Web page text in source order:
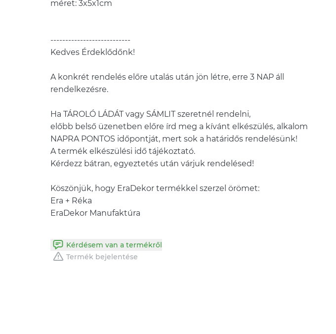
méret: 3x5x1cm
---------------------------
Kedves Érdeklődőnk!
A konkrét rendelés előre utalás után jön létre, erre 3 NAP áll
rendelkezésre.
Ha TÁROLÓ LÁDÁT vagy SÁMLIT szeretnél rendelni,
előbb belső üzenetben előre írd meg a kívánt elkészülés, alkalom
NAPRA PONTOS időpontját, mert sok a határidős rendelésünk!
A termék elkészülési idő tájékoztató.
Kérdezz bátran, egyeztetés után várjuk rendelésed!
Köszönjük, hogy EraDekor termékkel szerzel örömet:
Era + Réka
EraDekor Manufaktúra
Kérdésem van a termékről
Termék bejelentése